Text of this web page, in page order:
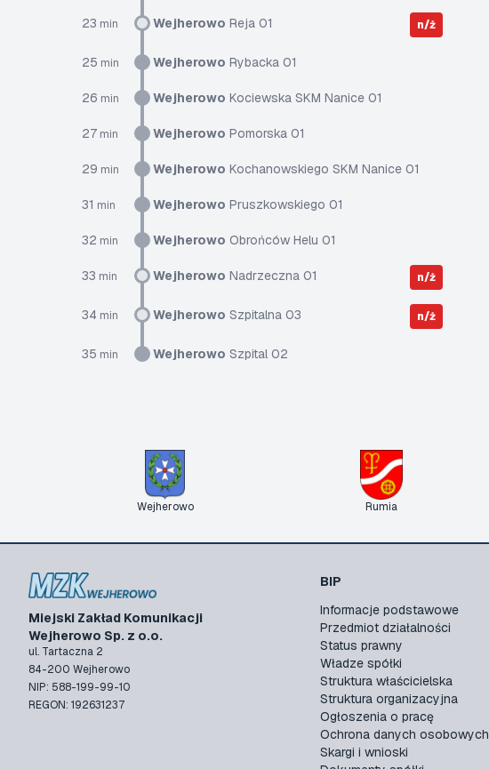
23 min Wejherowo Reja 01 n/ż
25 min Wejherowo Rybacka 01
26 min Wejherowo Kociewska SKM Nanice 01
27 min Wejherowo Pomorska 01
29 min Wejherowo Kochanowskiego SKM Nanice 01
31 min Wejherowo Pruszkowskiego 01
32 min Wejherowo Obrońców Helu 01
33 min Wejherowo Nadrzeczna 01 n/ż
34 min Wejherowo Szpitalna 03 n/ż
35 min Wejherowo Szpital 02
Wejherowo Rumia
Miejski Zakład Komunikacji
Wejherowo Sp. z o.o.
ul. Tartaczna 2
84-200 Wejherowo
NIP: 588-199-99-10
REGON: 192631237
BIP
Informacje podstawowe
Przedmiot działalności
Status prawny
Władze spółki
Struktura właścicielska
Struktura organizacyjna
Ogłoszenia o pracę
Ochrona danych osobowych
Skargi i wnioski